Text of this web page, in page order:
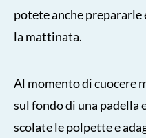
potete anche
la mattinata.
Al momento di cuocere
sul fondo di una padella
scolate le polpette e